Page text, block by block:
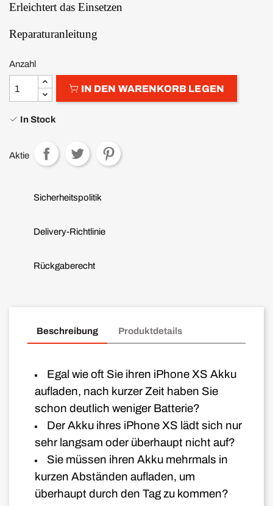
Erleichtert das Einsetzen
Reparaturanleitung
Anzahl
IN DEN WARENKORB LEGEN
In Stock
Aktie
Sicherheitspolitik
Delivery-Richtlinie
Rückgaberecht
Beschreibung Produktdetails
Egal wie oft Sie ihren iPhone XS Akku
aufladen, nach kurzer Zeit haben Sie
schon deutlich weniger Batterie?
Der Akku ihres iPhone XS lädt sich nur
sehr langsam oder überhaupt nicht auf?
Sie müssen ihren Akku mehrmals in
kurzen Abständen aufladen, um
überhaupt durch den Tag zu kommen?